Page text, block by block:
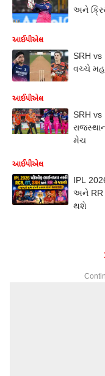
અને
આઈપીએલ
SRH vs
વચ્ચે
આઈપીએલ
SRH vs
મેચ
આઈપીએલ
IPL
અને RR
થશે